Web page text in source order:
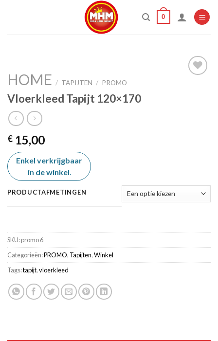
0
HOME / TAPIJTEN / PROMO
Vloerkleed Tapijt 120×170
€ 15,00
Enkel verkrijgbaar
in de winkel
PRODUCTAFMETINGEN
SKU:promo 6
Categorieën:PROMO, Tapijten,Winkel
Tags:tapijt,vloerkleed